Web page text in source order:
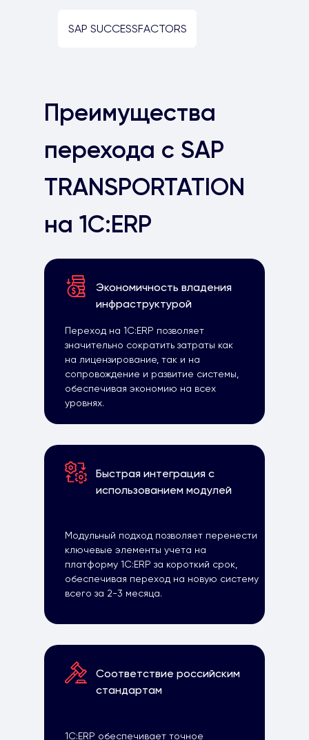
SAP SUCCESSFACTORS
Экономичность владения
инфраструктурой
Переход на 1С:ERP позволяет
значительно сократить затраты как
на лицензирование, так и на
сопровождение и развитие системы,
обеспечивая экономию на всех
уровнях.
Преимущества
перехода с SAP
TRANSPORTATION
на 1С:ERP
Быстрая интеграция с
использованием модулей
Модульный подход позволяет перенести
ключевые элементы учета на
платформу 1С:ERP за короткий срок,
обеспечивая переход на новую систему
всего за 2-3 месяца.
Соответствие российским
стандартам
1С:ERP обеспечивает точное